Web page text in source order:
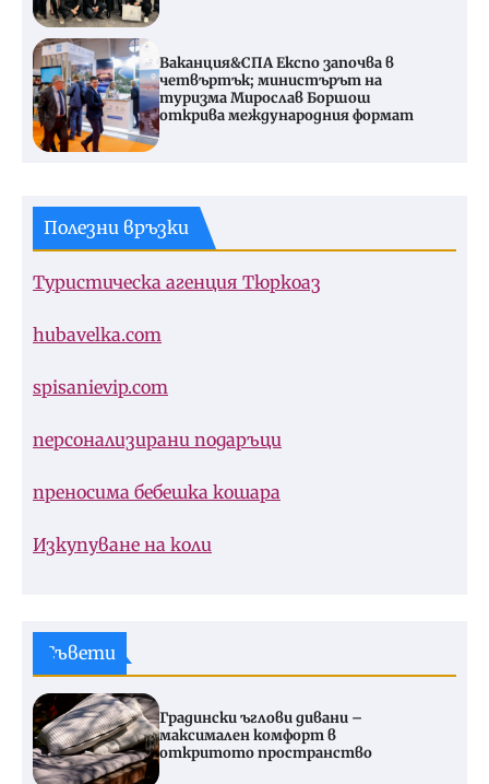
Ваканция&СПА Експо започва в
четвъртък; министърът на
туризма Мирослав Боршош
открива международния формат
Полезни връзки
Туристическа агенция Тюркоаз
hubavelka.com
spisanievip.com
персонализирани подаръци
преносима бебешка кошара
Изкупуване на коли
Съвети
Градински ъглови дивани –
максимален комфорт в
откритото пространство